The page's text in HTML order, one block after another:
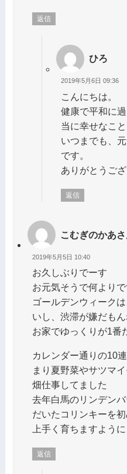
返信
ひろ
2019年5月6日 09:36
こんにちは。
健康で平和に
当に幸せなこと
いつまでも、
です。
ありがとうござ
返信
こむぎのかあ
2019年5月5日 10:40
お久しぶりでーす
お元気そうで何より
ゴールデンウィーク
いし、渋滞が嫌だも
お家でゆっくりが1番
カレンダー通りの10
まり夏野菜やサツマ
畑仕事してました
去年白馬のリンデン
だいたコリンキーを
上手く育ちますように
返信